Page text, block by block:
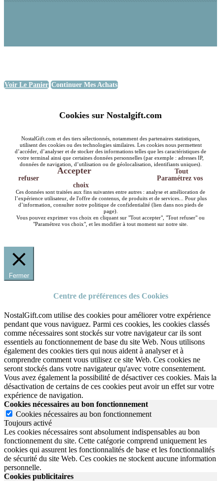
Voir Le Panier Continuer Mes Achats
Cookies sur Nostalgift.com
NostalGift.com et des tiers sélectionnés, notamment des partenaires statistiques,
utilisent des cookies ou des technologies similaires. Les cookies nous permettent
d’accéder, d’analyser et de stocker des informations telles que les caractéristiques de
votre terminal ainsi que certaines données personnelles (par exemple : adresses IP,
données de navigation, d’utilisation ou de géolocalisation, identifiants uniques).
Accepter
Tout
refuser
Paramétrez vos
choix
Ces données sont traitées aux fins suivantes entre autres : analyse et amélioration de
l’expérience utilisateur, de l'offre de contenus, de produits et de services... Pour plus
d’information, consulter notre politique de confidentialité (lien dans nos pieds de
page).
Vous pouvez exprimer vos choix en cliquant sur "Tout accepter", "Tout refuser" ou
"Paramétrez vos choix", et les modifier à tout moment sur notre site.
Fermer
Centre de préférences des Cookies
NostalGift.com utilise des cookies pour améliorer votre expérience
pendant que vous naviguez. Parmi ces cookies, les cookies classés
comme nécessaires sont stockés sur votre navigateur car ils sont
essentiels au fonctionnement de base du site Web. Nous utilisons
également des cookies tiers qui nous aident à analyser et à
comprendre comment vous utilisez ce site Web. Ces cookies ne
seront stockés dans votre navigateur qu'avec votre consentement.
Vous avez également la possibilité de désactiver ces cookies. Mais la
désactivation de certains de ces cookies peut avoir un effet sur votre
expérience de navigation.
Cookies nécessaires au bon fonctionnement
Cookies nécessaires au bon fonctionnement
Toujours activé
Les cookies nécessaires sont absolument indispensables au bon
fonctionnement du site. Cette catégorie comprend uniquement les
cookies qui assurent les fonctionnalités de base et les fonctionnalités
de sécurité du site Web. Ces cookies ne stockent aucune information
personnelle.
Cookies publicitaires